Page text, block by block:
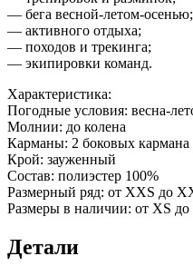
— бега весной-летом-осенью;
— активного отдыха;
— походов и трекинга;
— экипировки команд.
Характеристика:
Погодные условия: весна-
Молнии: до колена
Карманы: 2 боковых кармана
Крой: зауженный
Состав: полиэстер 100%
Размерный ряд: от XXS до
Размеры в наличии: от XS
Детали